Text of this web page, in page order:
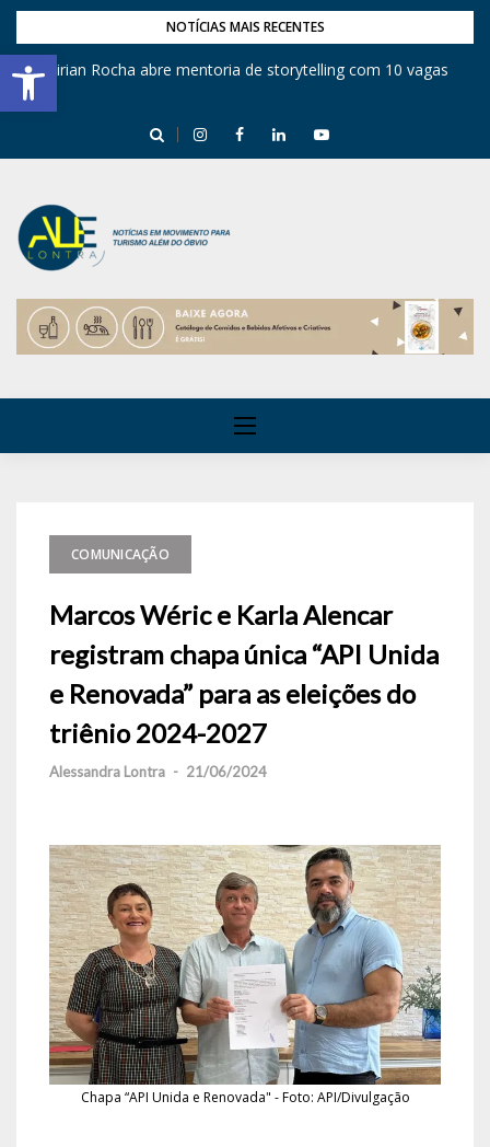
Barra de Ferramentas Aberta
NOTÍCIAS MAIS RECENTES
Mirian Rocha abre mentoria de storytelling com 10 vagas
COMUNICAÇÃO
Marcos Wéric e Karla Alencar
registram chapa única “API Unida
e Renovada” para as eleições do
triênio 2024-2027
Alessandra Lontra - 21/06/2024
Chapa “API Unida e Renovada" - Foto: API/Divulgação